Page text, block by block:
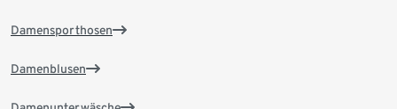
Damensporthosen
Damenblusen